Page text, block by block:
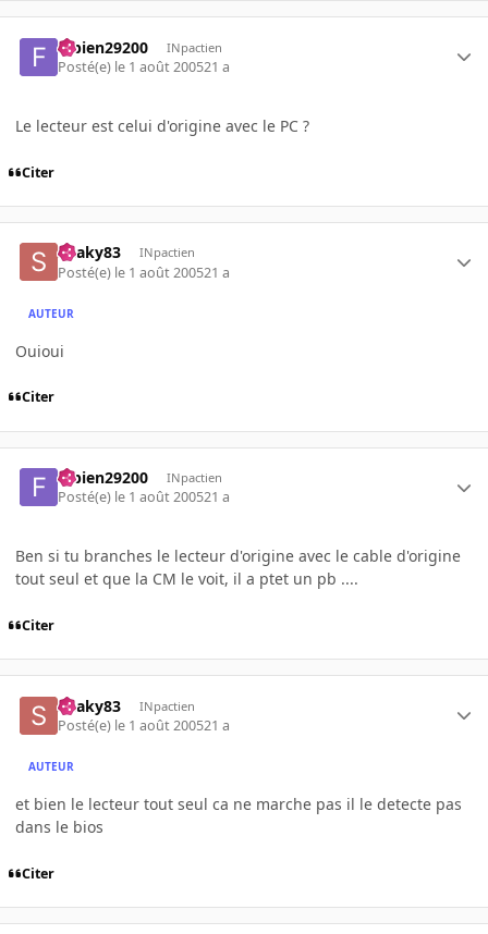
fabien29200 INpactien
Posté(e) le 1 août 200521 a
Le lecteur est celui d'origine avec le PC ?
Citer
Snaky83 INpactien
Posté(e) le 1 août 200521 a
AUTEUR
Ouioui
Citer
fabien29200 INpactien
Posté(e) le 1 août 200521 a
Ben si tu branches le lecteur d'origine avec le cable d'origine
tout seul et que la CM le voit, il a ptet un pb ....
Citer
Snaky83 INpactien
Posté(e) le 1 août 200521 a
AUTEUR
et bien le lecteur tout seul ca ne marche pas il le detecte pas
dans le bios
Citer